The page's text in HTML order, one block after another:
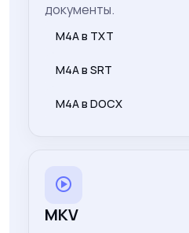
документы.
M4A в TXT
M4A в SRT
M4A в DOCX
MKV